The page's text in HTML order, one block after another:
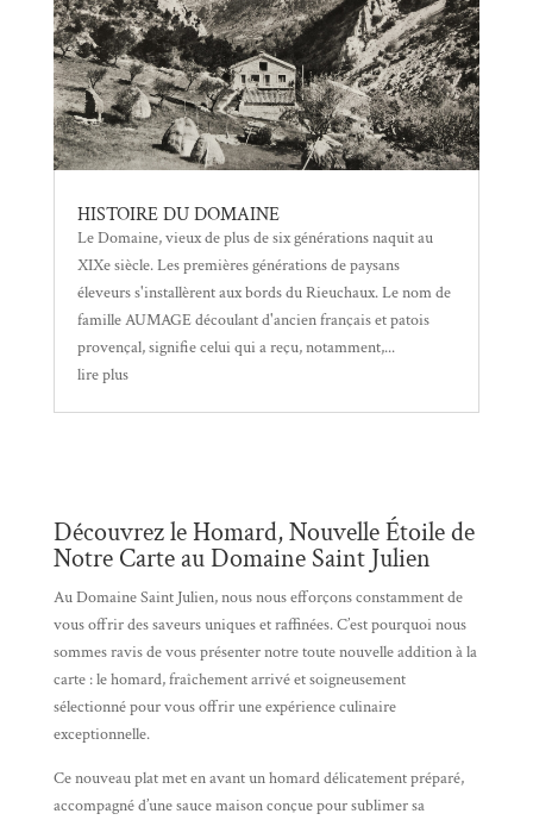
HISTOIRE DU DOMAINE
Le Domaine, vieux de plus de six générations naquit au
XIXe siècle. Les premières générations de paysans
éleveurs s'installèrent aux bords du Rieuchaux. Le nom de
famille AUMAGE découlant d'ancien français et patois
provençal, signifie celui qui a reçu, notamment,...
lire plus
Découvrez le Homard, Nouvelle Étoile de
Notre Carte au Domaine Saint Julien
Au Domaine Saint Julien, nous nous efforçons constamment de
vous offrir des saveurs uniques et raffinées. C’est pourquoi nous
sommes ravis de vous présenter notre toute nouvelle addition à la
carte : le homard, fraîchement arrivé et soigneusement
sélectionné pour vous offrir une expérience culinaire
exceptionnelle.
Ce nouveau plat met en avant un homard délicatement préparé,
accompagné d’une sauce maison conçue pour sublimer sa